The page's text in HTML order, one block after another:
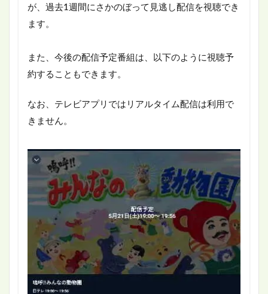
が、過去1週間にさかのぼって見逃し配信を視聴でき
ます。
また、今後の配信予定番組は、以下のように視聴予
約することもできます。
なお、テレビアプリではリアルタイム配信は利用で
きません。